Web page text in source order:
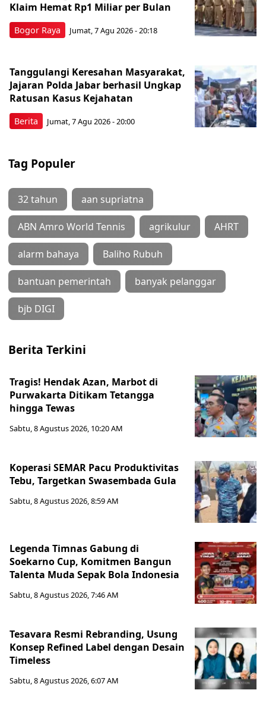
Bogor Raya
Klaim Hemat Rp1 Miliar per Bulan
Jumat, 7 Agu 2026 - 20:18
Berita
Tanggulangi Keresahan Masyarakat,
Jajaran Polda Jabar berhasil Ungkap
Ratusan Kasus Kejahatan
Jumat, 7 Agu 2026 - 20:00
Tag Populer
32 tahun aan supriatna
ABN Amro World Tennis agrikulur AHRT
alarm bahaya Baliho Rubuh
bantuan pemerintah banyak pelanggar
bjb DIGI
Berita Terkini
Tragis! Hendak Azan, Marbot di
Purwakarta Ditikam Tetangga
hingga Tewas
Sabtu, 8 Agustus 2026, 10:20 AM
Koperasi SEMAR Pacu Produktivitas
Tebu, Targetkan Swasembada Gula
Sabtu, 8 Agustus 2026, 8:59 AM
Legenda Timnas Gabung di
Soekarno Cup, Komitmen Bangun
Talenta Muda Sepak Bola Indonesia
Sabtu, 8 Agustus 2026, 7:46 AM
Tesavara Resmi Rebranding, Usung
Konsep Refined Label dengan Desain
Timeless
Sabtu, 8 Agustus 2026, 6:07 AM